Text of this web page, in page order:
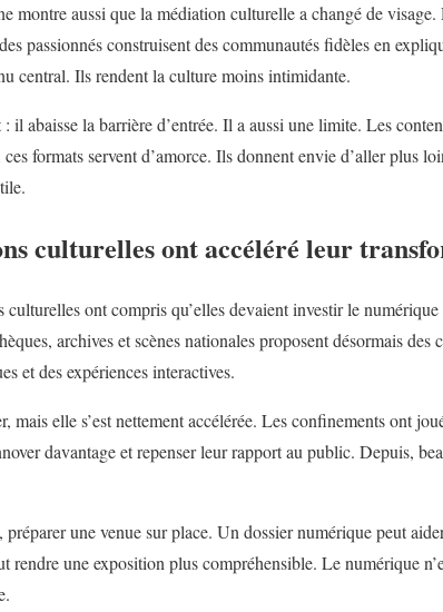
montre aussi que la médiation culturelle a changé de
passionnés construisent des communautés fidèles en
central. Ils rendent la culture moins intimidante.
il abaisse la barrière d’entrée. Il a aussi une limite. Les
formats servent d’amorce. Ils donnent envie d’aller plus
culturelles ont accéléré leur
ont compris qu’elles devaient investir le
archives et scènes nationales proposent désormais des
et des expériences interactives.
mais elle s’est nettement accélérée. Les confinements ont
davantage et repenser leur rapport au public. Depuis,
une venue sur place. Un dossier numérique peut
rendre une exposition plus compréhensible. Le numérique